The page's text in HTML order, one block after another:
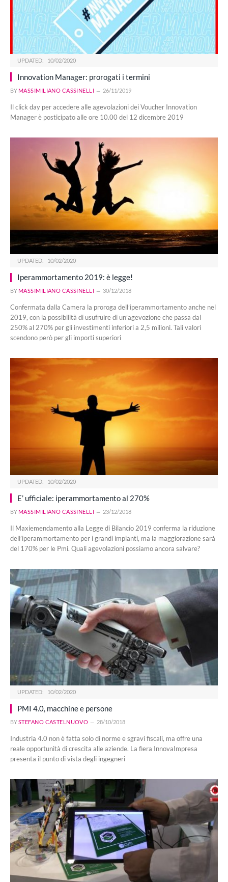
UPDATED: 10/02/2020
Innovation Manager: prorogati i termini
BY MASSIMILIANO CASSINELLI 26/11/2019
Il click day per accedere alle agevolazioni dei Voucher Innovation
Manager è posticipato alle ore 10.00 del 12 dicembre 2019
UPDATED: 10/02/2020
Iperammortamento 2019: è legge!
BY MASSIMILIANO CASSINELLI 30/12/2018
Confermata dalla Camera la proroga dell’iperammortamento anche nel
2019, con la possibilità di usufruire di un’agevozione che passa dal
250% al 270% per gli investimenti inferiori a 2,5 milioni. Tali valori
scendono però per gli importi superiori
UPDATED: 10/02/2020
E’ ufficiale: iperammortamento al 270%
BY MASSIMILIANO CASSINELLI 23/12/2018
Il Maxiemendamento alla Legge di Bilancio 2019 conferma la riduzione
dell’iperammortamento per i grandi impianti, ma la maggiorazione sarà
del 170% per le Pmi. Quali agevolazioni possiamo ancora salvare?
UPDATED: 10/02/2020
PMI 4.0, macchine e persone
BYSTEFANO CASTELNUOVO 28/10/2018
Industria 4.0 non è fatta solo di norme e sgravi fiscali, ma offre una
reale opportunità di crescita alle aziende. La fiera InnovaImpresa
presenta il punto di vista degli ingegneri